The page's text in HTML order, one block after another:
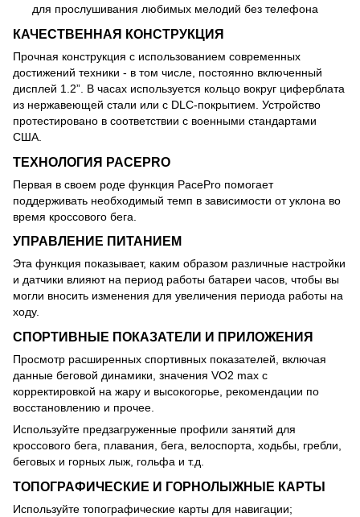
для прослушивания любимых мелодий без телефона
КАЧЕСТВЕННАЯ КОНСТРУКЦИЯ
Прочная конструкция с использованием современных
достижений техники - в том числе, постоянно включенный
дисплей 1.2”. В часах используется кольцо вокруг циферблата
из нержавеющей стали или с DLC-покрытием. Устройство
протестировано в соответствии с военными стандартами
США.
ТЕХНОЛОГИЯ PACEPRO
Первая в своем роде функция PacePro помогает
поддерживать необходимый темп в зависимости от уклона во
время кроссового бега.
УПРАВЛЕНИЕ ПИТАНИЕМ
Эта функция показывает, каким образом различные настройки
и датчики влияют на период работы батареи часов, чтобы вы
могли вносить изменения для увеличения периода работы на
ходу.
СПОРТИВНЫЕ ПОКАЗАТЕЛИ И ПРИЛОЖЕНИЯ
Просмотр расширенных спортивных показателей, включая
данные беговой динамики, значения VO2 max с
корректировкой на жару и высокогорье, рекомендации по
восстановлению и прочее.
Используйте предзагруженные профили занятий для
кроссового бега, плавания, бега, велоспорта, ходьбы, гребли,
беговых и горных лыж, гольфа и т.д.
ТОПОГРАФИЧЕСКИЕ И ГОРНОЛЫЖНЫЕ КАРТЫ
Используйте топографические карты для навигации;